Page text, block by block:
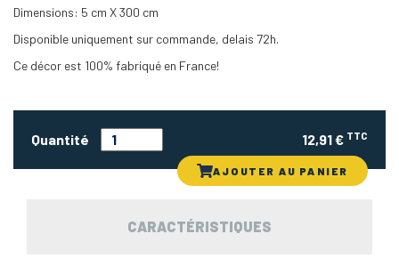
Dimensions: 5 cm X 300 cm
Disponible uniquement sur commande, delais 72h.
Ce décor est 100% fabriqué en France!
Quantité 12,91 € TTC
AJOUTER AU PANIER
CARACTÉRISTIQUES